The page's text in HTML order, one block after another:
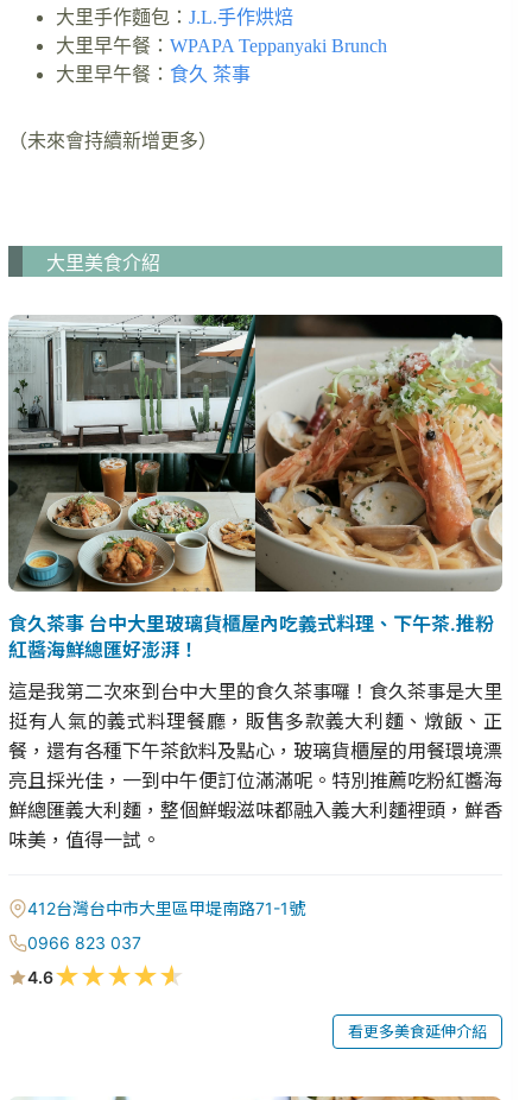
大里手作麵包： J.L.手作烘焙
大里早午餐： WPAPA Teppanyaki Brunch
大里早午餐： 食久 茶事
（未來會持續新增更多）
大里美食介紹
食久茶事 台中大里玻璃貨櫃屋內吃義式料理、下午茶.推粉
紅醬海鮮總匯好澎湃！
這是我第二次來到台中大里的食久茶事囉！食久茶事是大里
挺有人氣的義式料理餐廳，販售多款義大利麵、燉飯、正
餐，還有各種下午茶飲料及點心，玻璃貨櫃屋的用餐環境漂
亮且採光佳，一到中午便訂位滿滿呢。特別推薦吃粉紅醬海
鮮總匯義大利麵，整個鮮蝦滋味都融入義大利麵裡頭，鮮香
味美，值得一試。
412台灣台中市大里區甲堤南路71-1號
0966 823 037
4.6★★★★★
看更多美食延伸介紹